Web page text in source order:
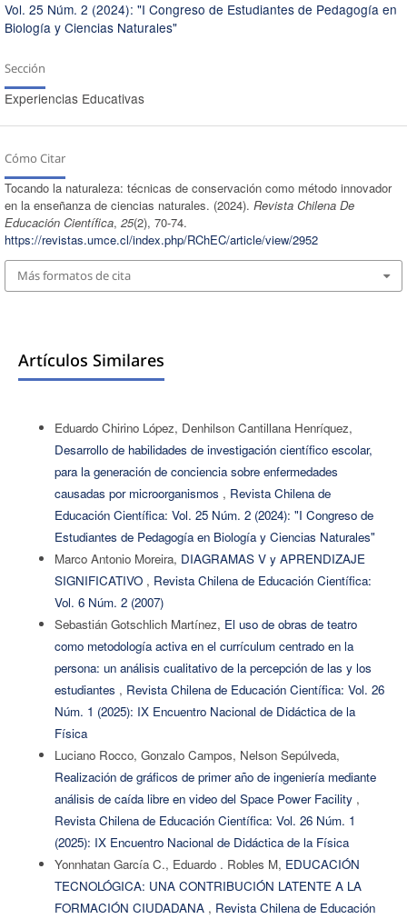
Vol. 25 Núm. 2 (2024): "I Congreso de Estudiantes de Pedagogía en
Biología y Ciencias Naturales"
Sección
Experiencias Educativas
Cómo Citar
Tocando la naturaleza: técnicas de conservación como método innovador
en la enseñanza de ciencias naturales. (2024). Revista Chilena De
Educación Científica, 25(2), 70-74.
https://revistas.umce.cl/index.php/RChEC/article/view/2952
Más formatos de cita
Artículos Similares
Eduardo Chirino López, Denhilson Cantillana Henríquez,
Desarrollo de habilidades de investigación científico escolar,
para la generación de conciencia sobre enfermedades
causadas por microorganismos , Revista Chilena de
Educación Científica: Vol. 25 Núm. 2 (2024): "I Congreso de
Estudiantes de Pedagogía en Biología y Ciencias Naturales"
Marco Antonio Moreira, DIAGRAMAS V y APRENDIZAJE
SIGNIFICATIVO , Revista Chilena de Educación Científica:
Vol. 6 Núm. 2 (2007)
Sebastián Gotschlich Martínez, El uso de obras de teatro
como metodología activa en el currículum centrado en la
persona: un análisis cualitativo de la percepción de las y los
estudiantes , Revista Chilena de Educación Científica: Vol. 26
Núm. 1 (2025): IX Encuentro Nacional de Didáctica de la
Física
Luciano Rocco, Gonzalo Campos, Nelson Sepúlveda,
Realización de gráficos de primer año de ingeniería mediante
análisis de caída libre en video del Space Power Facility ,
Revista Chilena de Educación Científica: Vol. 26 Núm. 1
(2025): IX Encuentro Nacional de Didáctica de la Física
Yonnhatan García C., Eduardo . Robles M, EDUCACIÓN
TECNOLÓGICA: UNA CONTRIBUCIÓN LATENTE A LA
FORMACIÓN CIUDADANA , Revista Chilena de Educación